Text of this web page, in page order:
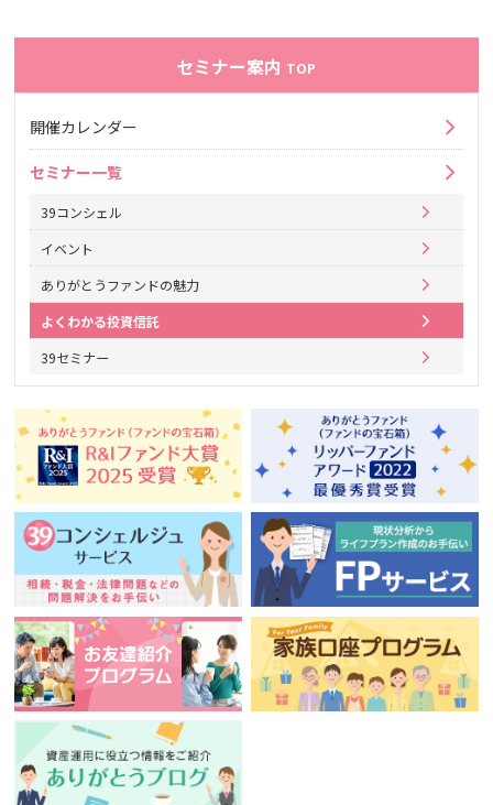
セミナー案内 TOP
開催カレンダー
セミナー一覧
39コンシェル
イベント
ありがとうファンドの魅力
よくわかる投資信託
39セミナー